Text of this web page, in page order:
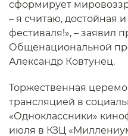
сформирует
– я считаю, достойная
фестиваля!», – заявил
Общенациональной
Александр Ковтунец.
Торжественная
трансляцией в
«Одноклассники»
июля в КЗЦ